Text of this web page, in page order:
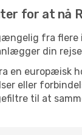
for at nå
fra
din
en europæisk
eller
til at